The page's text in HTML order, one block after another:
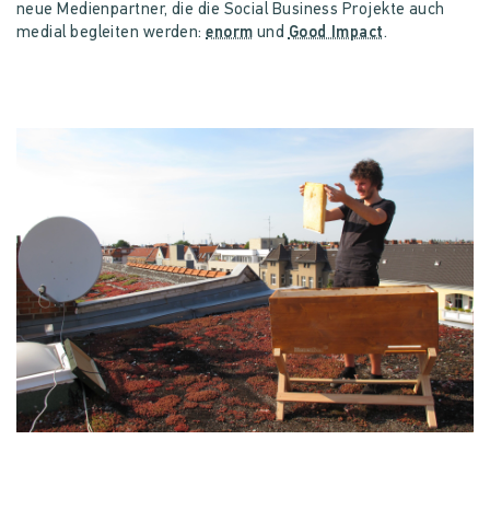
neue Medienpartner, die die Social Business Projekte auch
medial begleiten werden:enorm und Good Impact.